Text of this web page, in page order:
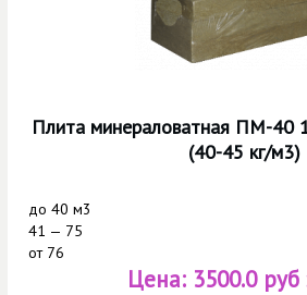
Плита минераловатная ПМ-40
(40-45 кг/м3)
до 40 м3
41 — 75
от76
Цена: 3500.0